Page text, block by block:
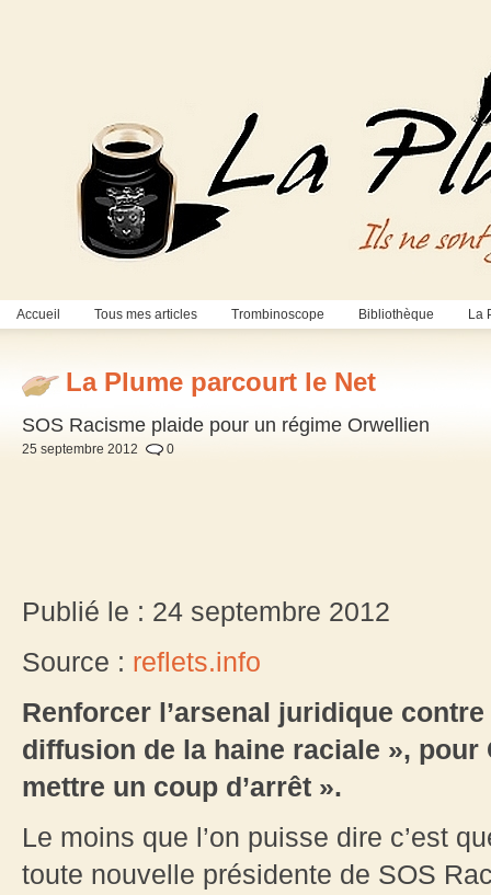
Accueil Tous mes articles Trombinoscope Bibliothèque La
La Plume parcourt le Net
SOS Racisme plaide pour un régime Orwellien
25 septembre 2012 0
Publié le : 24 septembre 2012
Source : reflets.info
Renforcer l’arsenal juridique
diffusion de la haine raciale »,
mettre un coup d’arrêt ».
Le moins que l’on puisse dire c’est
toute nouvelle présidente de SOS